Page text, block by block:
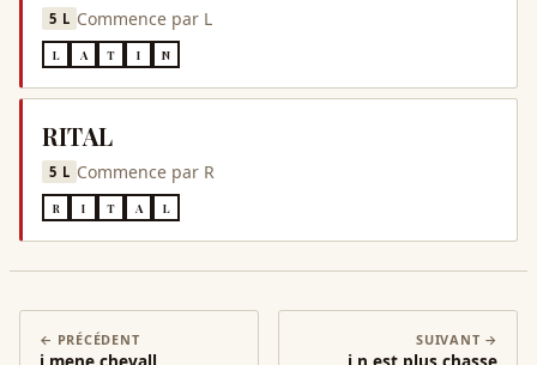
5 L Commence par L
L A T I N
RITAL
5 L Commence par R
R I T A L
← PRÉCÉDENT SUIVANT →